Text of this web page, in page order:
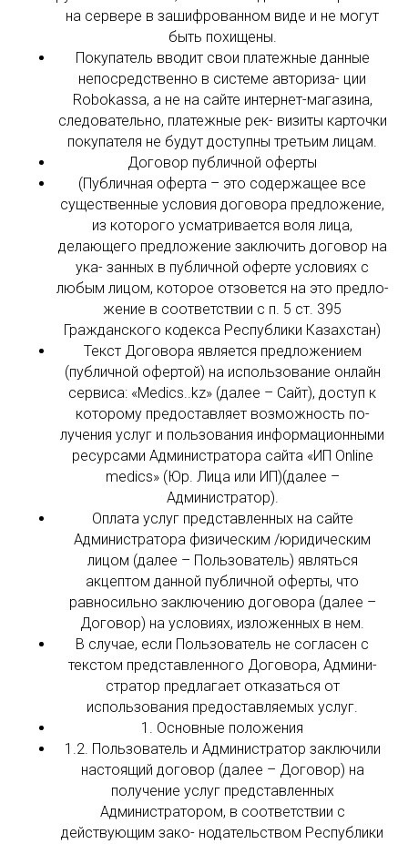
на сервере в зашифрованном виде и не могут
быть похищены.
Покупатель вводит свои платежные данные
непосредственно в системе авториза- ции
Robokassa, а не на сайте интернет-магазина,
следовательно, платежные рек- визиты карточки
покупателя не будут доступны третьим лицам.
Договор публичной оферты
(Публичная оферта – это содержащее все
существенные условия договора предложение,
из которого усматривается воля лица,
делающего предложение заключить договор на
ука- занных в публичной оферте условиях с
любым лицом, которое отзовется на это предло-
жение в соответствии с п. 5 ст. 395
Гражданского кодекса Республики Казахстан)
Текст Договора является предложением
(публичной офертой) на использование онлайн
сервиса: «Medics..kz» (далее – Сайт), доступ к
которому предоставляет возможность по-
лучения услуг и пользования информационными
ресурсами Администратора сайта «ИП Online
medics» (Юр. Лица или ИП)(далее –
Администратор).
Оплата услуг представленных на сайте
Администратора физическим /юридическим
лицом (далее – Пользователь) являться
акцептом данной публичной оферты, что
равносильно заключению договора (далее –
Договор) на условиях, изложенных в нем.
В случае, если Пользователь не согласен с
текстом представленного Договора, Админи-
стратор предлагает отказаться от
использования предоставляемых услуг.
1. Основные положения
1.2. Пользователь и Администратор заключили
настоящий договор (далее – Договор) на
получение услуг представленных
Администратором, в соответствии с
действующим зако- нодательством Республики